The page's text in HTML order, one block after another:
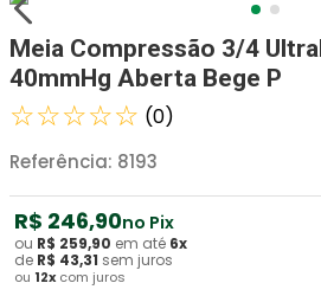
Meia Compressão 3/4
40mmHg Aberta Bege P
☆☆☆☆☆ (0)
Referência: 8193
R$ 246,90no Pix
ou R$ 259,90 em até 6x
de R$ 43,31 sem juros
ou 12x com juros
2º Fralda Geriatrica
3º Luva Latex
4 º Littmann
5º Absorvente Geriatrico
6º Estetoscopio Littmann
7º Aparelho Pressão